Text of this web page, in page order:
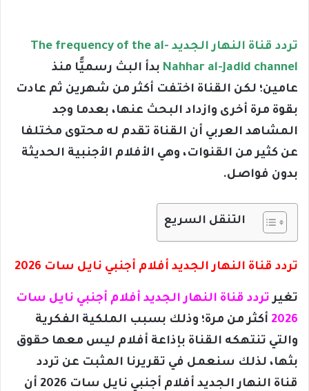
تردد قناة النهار الجديد The frequency of the al-
Nahhar al-Jadid channel بدأ البث رسميًّا منذ
عامين؛ لكن القناة اختفت أكثر من شهرين ثم عادت
بقوة مرة أخرى وازداد البحث عنها، بعدما وجد
المشاهد العربي أن القناة تقدم له محتوى مختلفا
عن كثير من القنوات، وهي الأفلام الأجنبية الحديثة
بدون فواصل.
التنقل السريع
تردد قناة النهار الجديد أفلام أجنبي نايل سات 2026
تغير تردد قناة النهار الجديد أفلام أجنبي نايل سات
2026 أكثر من مرة؛ وذلك بسبب الملكية الفكرية
والتي تنتهكه القناة بإذاعة أفلام ليس معها حقوق
بثها، لذلك سنعمل في تقريرنا المثبت عن تردد
قناة النهار الجديد أفلام أجنبي نايل سات 2026 أن